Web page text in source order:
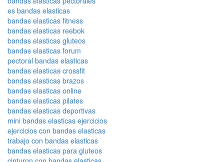
es bandas elasticas
bandas elasticas fitness
bandas elasticas reebok
bandas elasticas gluteos
bandas elasticas forum
pectoral bandas elasticas
bandas elasticas crossfit
bandas elasticas brazos
bandas elasticas online
bandas elasticas pilates
bandas elasticas deportivas
mini bandas elasticas ejercicios
ejercicios con bandas elasticas
trabajo con bandas elasticas
bandas elasticas para gluteos